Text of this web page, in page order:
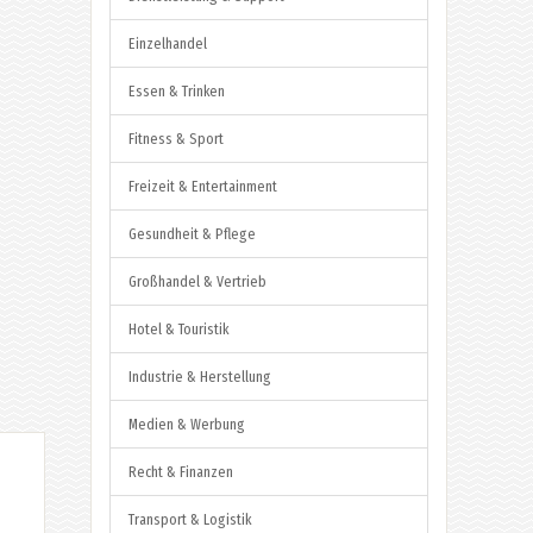
Einzelhandel
Essen & Trinken
Fitness & Sport
Freizeit & Entertainment
Gesundheit & Pflege
Großhandel & Vertrieb
Hotel & Touristik
Industrie & Herstellung
Medien & Werbung
Recht & Finanzen
Transport & Logistik